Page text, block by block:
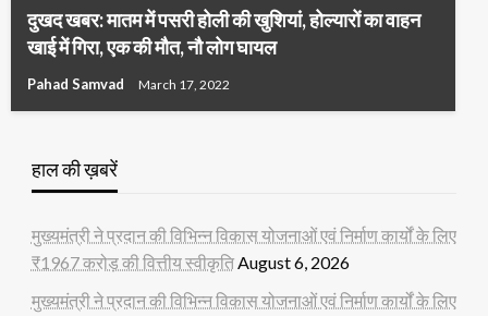
दुखद खबर: मातम में पसरी होली की खुशियां, होल्यारों का वाहन
खाई में गिरा, एक की मौत, नौ लोग घायल
Pahad Samvad March 17, 2022
हाल की ख़बरें
मुख्यमंत्री ने प्रदान की विभिन्न विकास योजनाओं एवं निर्माण कार्यों के लिए
₹1967 करोड़ की वित्तीय स्वीकृतिAugust 6, 2026
मुख्यमंत्री ने प्रदान की विभिन्न विकास योजनाओं एवं निर्माण कार्यों के लिए